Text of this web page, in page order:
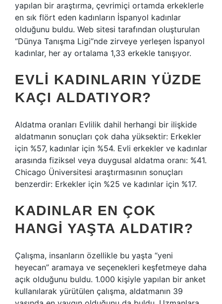
yapılan bir araştırma, çevrimiçi ortamda erkeklerle
en sık flört eden kadınların İspanyol kadınlar
olduğunu buldu. Web sitesi tarafından oluşturulan
“Dünya Tanışma Ligi”nde zirveye yerleşen İspanyol
kadınlar, her ay ortalama 1,33 erkekle tanışıyor.
EVLI KADINLARIN YÜZDE
KAÇI ALDATIYOR?
Aldatma oranları Evlilik dahil herhangi bir ilişkide
aldatmanın sonuçları çok daha yüksektir: Erkekler
için %57, kadınlar için %54. Evli erkekler ve kadınlar
arasında fiziksel veya duygusal aldatma oranı: %41.
Chicago Üniversitesi araştırmasının sonuçları
benzerdir: Erkekler için %25 ve kadınlar için %17.
KADINLAR EN ÇOK
HANGI YAŞTA ALDATIR?
Çalışma, insanların özellikle bu yaşta “yeni
heyecan” aramaya ve seçenekleri keşfetmeye daha
açık olduğunu buldu. 1.000 kişiyle yapılan bir anket
kullanılarak yürütülen çalışma, aldatmanın 39